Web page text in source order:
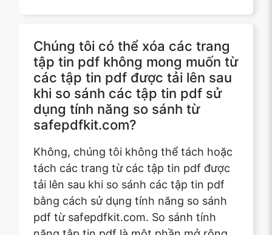
khi so sánh các tập tin pdf sử
dụng tính năng so sánh từ
safepdfkit.com?
Không, chúng tôi không thể tách hoặc
tách các trang từ các tập tin pdf được
tải lên sau khi so sánh các tập tin pdf
bằng cách sử dụng tính năng so sánh
pdf từ safepdfkit.com. So sánh tính
năng tập tin pdf là một phần mở rộng
chỉ cho phép các tập tin pdf tải lên để
so sánh lẫn nhau và để tách các trang
tập tin pdf không mong muốn. Vui lòng